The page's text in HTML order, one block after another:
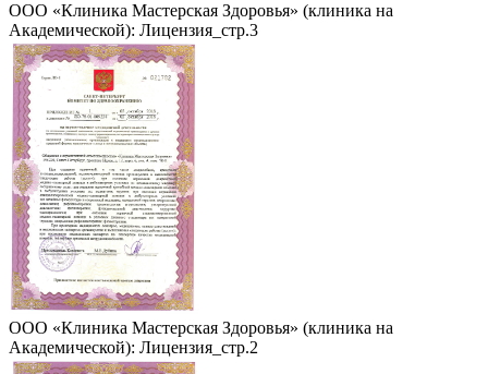
ООО «Клиника Мастерская Здоровья» (клиника на
Академической): Лицензия_стр.3
ООО «Клиника Мастерская Здоровья» (клиника на
Академической): Лицензия_стр.2